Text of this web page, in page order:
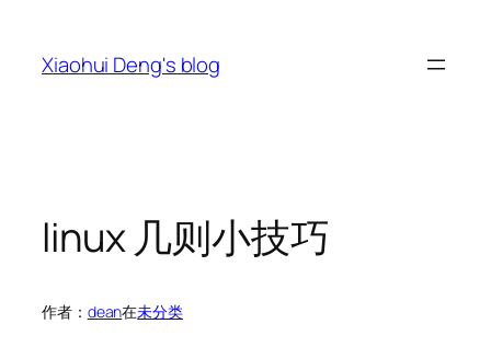
Xiaohui Deng's blog
linux 几则小技巧
作者： dean在未分类